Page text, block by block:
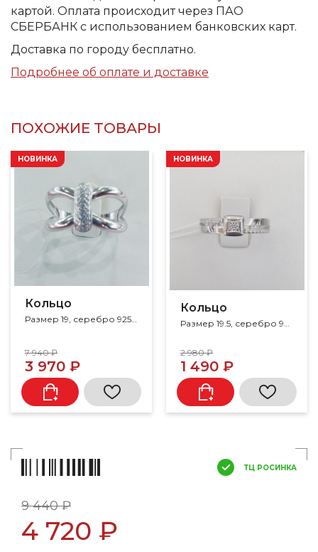
картой. Оплата происходит через ПАО
СБЕРБАНК с использованием банковских карт.
Доставка по городу бесплатно.
Подробнее об оплате и доставке
ПОХОЖИЕ ТОВАРЫ
Кольцо
НОВИНКА
7 940 ₽
3 970 ₽
Кольцо
Размер 19.5, серебро 925, фианит
НОВИНКА
2 980 ₽
1 490 ₽
ТЦ РОСИНКА
9 440 ₽
4 720 ₽